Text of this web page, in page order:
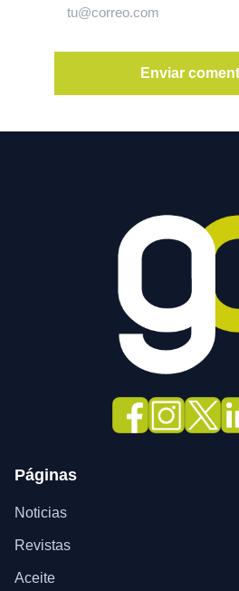
Páginas
Noticias
Revistas
Aceite